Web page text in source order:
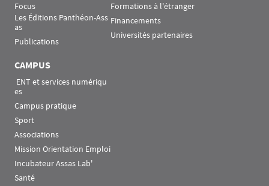
Focus
Les Éditions Panthéon-Ass
as
Publications
Formations à l'étranger
Financements
Universités partenaires
CAMPUS
es
Campus pratique
Sport
Associations
Mission Orientation Emploi
Incubateur Assas Lab'
Santé